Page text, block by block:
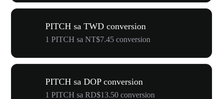
PITCH sa TWD conversion
1 PITCH sa NT$7.45 conversion
PITCH sa DOP conversion
1 PITCH sa RD$13.50 conversion